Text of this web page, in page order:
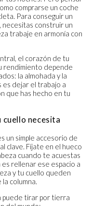
comprarse un coche
Para conseguir un
construir un
trabaje en armonía con
el corazón de tu
rendimiento depende
la almohada y la
es dejar el trabajo a
que has hecho en tu
cuello necesita
un simple accesorio de
clave. Fíjate en el hueco
cuando te acuestas
rellenar ese espacio a
y tu cuello queden
columna.
puede tirar por tierra